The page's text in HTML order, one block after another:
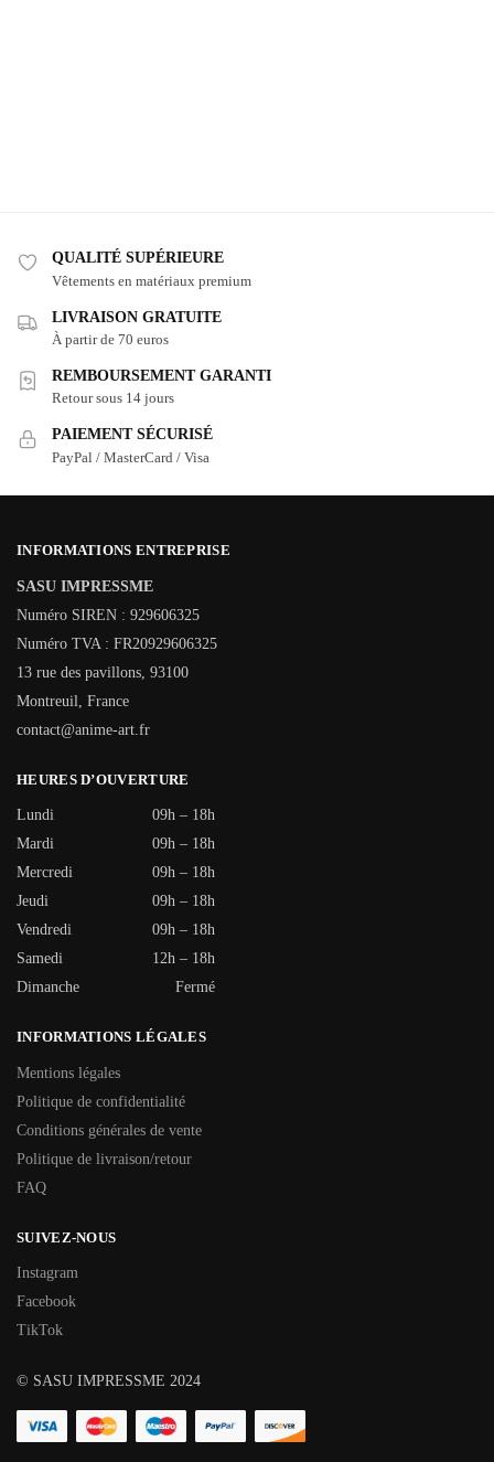
QUALITÉ SUPÉRIEURE
Vêtements en matériaux premium
LIVRAISON GRATUITE
À partir de 70 euros
REMBOURSEMENT GARANTI
Retour sous 14 jours
PAIEMENT SÉCURISÉ
PayPal / MasterCard / Visa
INFORMATIONS ENTREPRISE
SASU IMPRESSME
Numéro SIREN : 929606325
Numéro TVA : FR20929606325
13 rue des pavillons, 93100
Montreuil, France
contact@anime-art.fr
HEURES D’OUVERTURE
Lundi
09h – 18h
Mardi
09h – 18h
Mercredi
09h – 18h
Jeudi
09h – 18h
Vendredi
09h – 18h
Samedi
12h – 18h
Dimanche
Fermé
INFORMATIONS LÉGALES
Mentions légales
Politique de confidentialité
Conditions générales de vente
Politique de livraison/retour
FAQ
SUIVEZ-NOUS
Instagram
Facebook
TikTok
© SASU IMPRESSME 2024